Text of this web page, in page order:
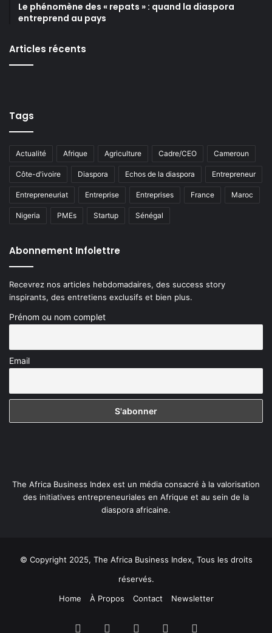
Le phénomène des « repats » : quand la diaspora
entreprend au pays
Articles récents
Tags
Actualité Afrique Agriculture Cadre/CEO Cameroun
Côte-d'ivoire Diaspora Echos de la diaspora Entrepreneur
Entrepreneuriat Entreprise Entreprises France Maroc
Nigeria PMEs Startup Sénégal
Abonnement Infolettre
Recevrez nos articles hebdomadaires, des success story
inspirants, des entretiens exclusifs et bien plus.
Prénom ou nom complet
Email
The Africa Business Index est un média consacré à la valorisation
des initiatives entrepreneuriales en Afrique et au sein de la
diaspora africaine.
© Copyright 2025, The Africa Business Index, Tous les droits
réservés.
Home
À Propos Contact Newsletter
Facebook LinkedinYouTube